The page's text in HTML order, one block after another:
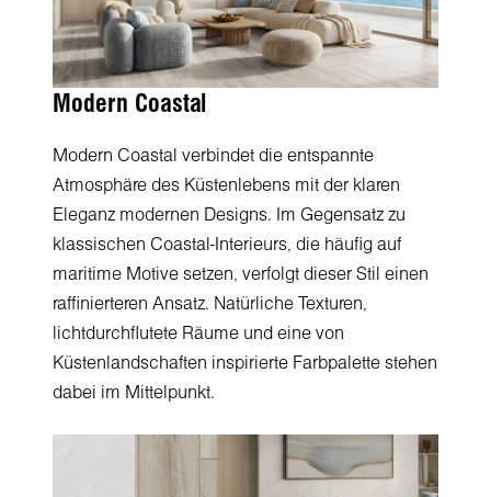
Modern Coastal
Modern Coastal verbindet die entspannte
Atmosphäre des Küstenlebens mit der klaren
Eleganz modernen Designs. Im Gegensatz zu
klassischen Coastal-Interieurs, die häufig auf
maritime Motive setzen, verfolgt dieser Stil einen
raffinierteren Ansatz. Natürliche Texturen,
lichtdurchflutete Räume und eine von
Küstenlandschaften inspirierte Farbpalette stehen
dabei im Mittelpunkt.